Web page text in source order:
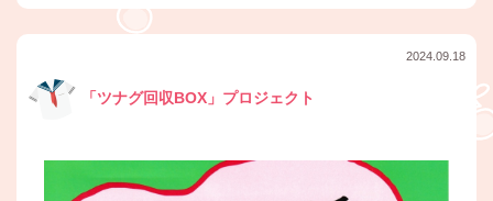
2024.09.18
「ツナグ回収BOX」プロジェクト